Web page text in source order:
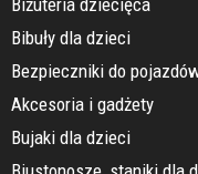
Bibuły dla dzieci
Bezpieczniki do
Akcesoria i gadżety
Bujaki dla dzieci